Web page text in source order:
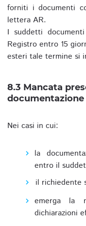
forniti i documenti
lettera AR.
I suddetti
Registro entro 15
esteri tale termine si
8.3 Mancata
documentazione
Nei casi in cui:
la
entro il
il richiedente
emerga la
dichiarazioni